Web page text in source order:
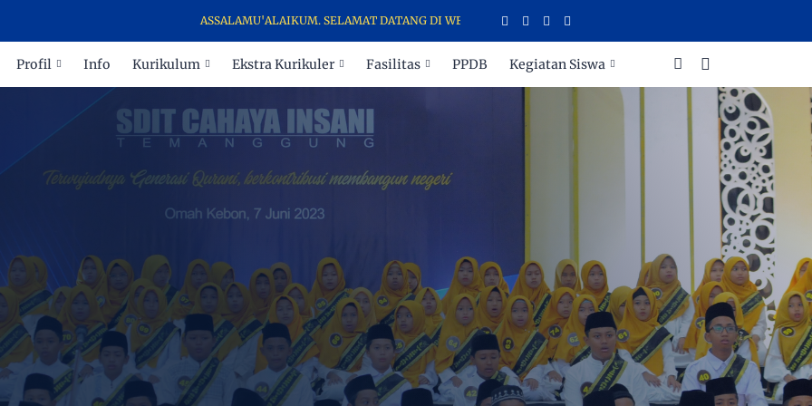
ASSALAMU'ALAIKUM. SELAMAT DATANG DI WEBSITE SDIT CAHAYA INSANI TEMANGGUNG
Profil Info Kurikulum Ekstra Kurikuler Fasilitas PPDB Kegiatan Siswa